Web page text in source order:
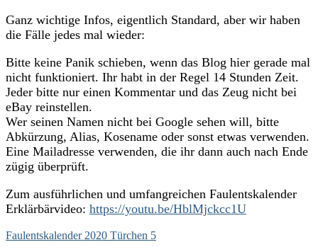
Ganz wichtige Infos, eigentlich Standard, aber wir haben
die Fälle jedes mal wieder:
Bitte keine Panik schieben, wenn das Blog hier gerade mal
nicht funktioniert. Ihr habt in der Regel 14 Stunden Zeit.
Jeder bitte nur einen Kommentar und das Zeug nicht bei
eBay reinstellen.
Wer seinen Namen nicht bei Google sehen will, bitte
Abkürzung, Alias, Kosename oder sonst etwas verwenden.
Eine Mailadresse verwenden, die ihr dann auch nach Ende
zügig überprüft.
Zum ausführlichen und umfangreichen Faulentskalender
Erklärbärvideo: https://youtu.be/HblMjckcc1U
Faulentskalender 2020 Türchen 5